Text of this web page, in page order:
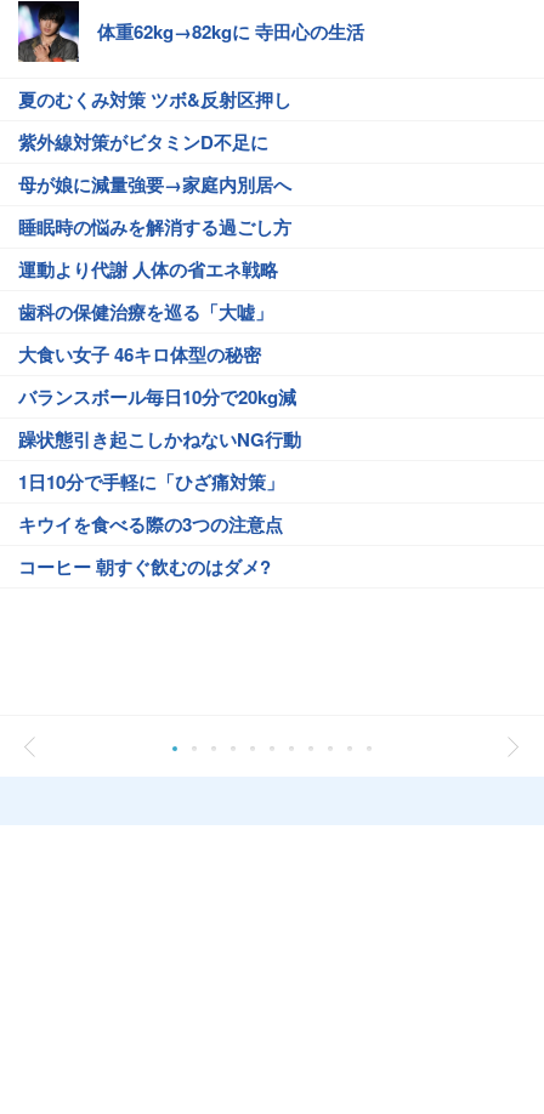
体重62kg→82kgに 寺田心の生活
夏のむくみ対策 ツボ&反射区押し
紫外線対策がビタミンD不足に
母が娘に減量強要→家庭内別居へ
睡眠時の悩みを解消する過ごし方
運動より代謝 人体の省エネ戦略
歯科の保健治療を巡る「大嘘」
大食い女子 46キロ体型の秘密
バランスボール毎日10分で20kg減
躁状態引き起こしかねないNG行動
1日10分で手軽に「ひざ痛対策」
キウイを食べる際の3つの注意点
コーヒー 朝すぐ飲むのはダメ?